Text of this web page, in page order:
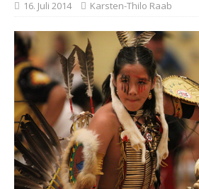
16. Juli 2014 Karsten-Thilo Raab